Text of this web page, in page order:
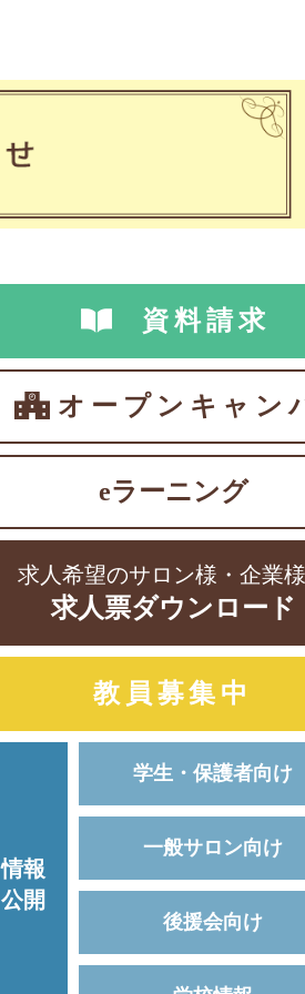
資料請求
オープンキャン
eラーニング
求人希望のサロン様・企業
求人票ダウンロード
教員募集中
情報
公開
学生・保護者向け
一般サロン向け
後援会向け